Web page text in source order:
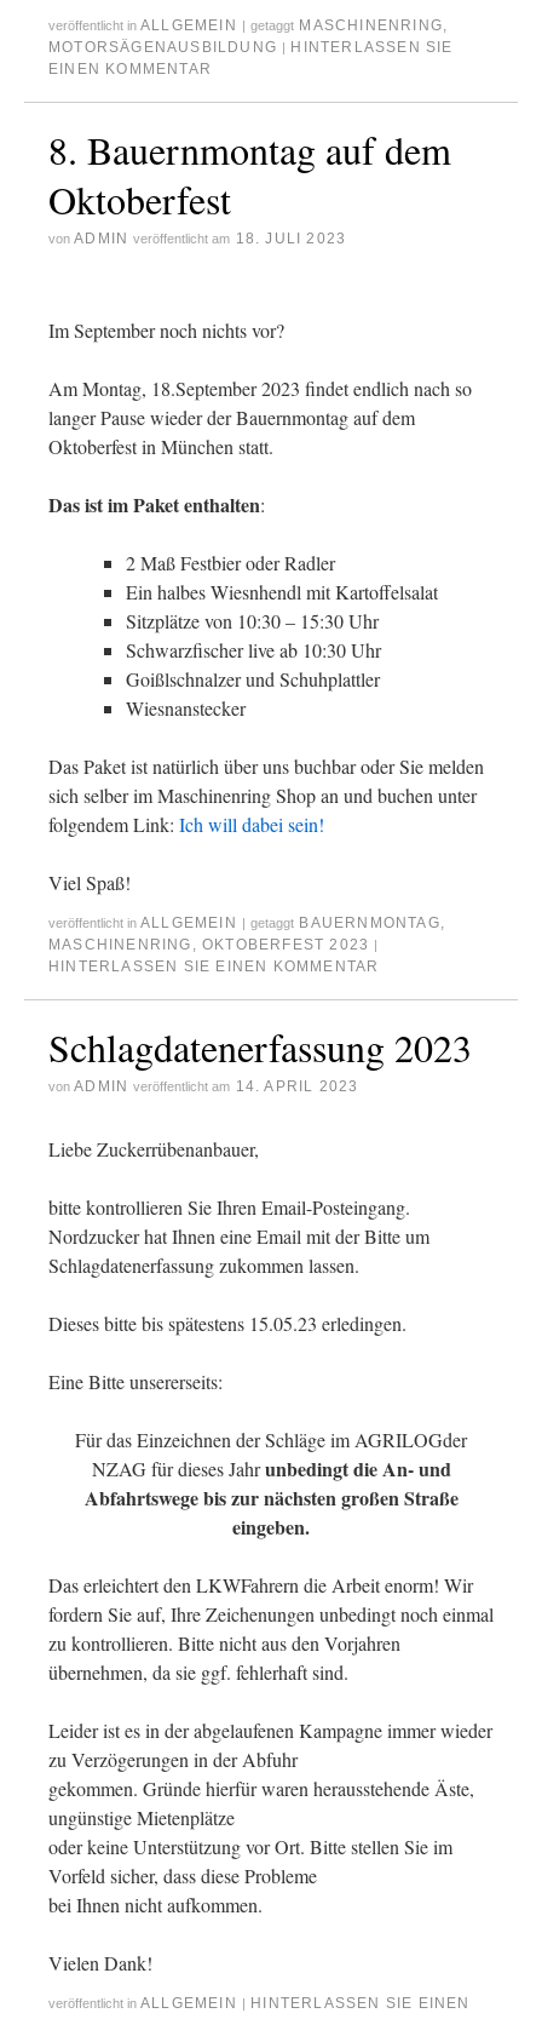
veröffentlicht in ALLGEMEIN getaggt MASCHINENRING,
MOTORSÄGENAUSBILDUNG
HINTERLASSEN SIE
EINEN KOMMENTAR
8. Bauernmontag auf dem
Oktoberfest
von ADMIN veröffentlicht am 18. JULI 2023
Im September noch nichts vor?
Am Montag, 18.September 2023 findet endlich nach so
langer Pause wieder der Bauernmontag auf dem
Oktoberfest in München statt.
Das ist im Paket enthalten:
2 Maß Festbier oder Radler
Ein halbes Wiesnhendl mit Kartoffelsalat
Sitzplätze von 10:30 – 15:30 Uhr
Schwarzfischer live ab 10:30 Uhr
Goißlschnalzer und Schuhplattler
Wiesnanstecker
Das Paket ist natürlich über uns buchbar oder Sie melden
sich selber im Maschinenring Shop an und buchen unter
folgendem Link: Ich will dabei sein!
Viel Spaß!
veröffentlicht in ALLGEMEIN getaggt BAUERNMONTAG,
MASCHINENRING ,OKTOBERFEST 2023
HINTERLASSEN SIE EINEN KOMMENTAR
Schlagdatenerfassung 2023
von ADMIN veröffentlicht am 14. APRIL 2023
Liebe Zuckerrübenanbauer,
bitte kontrollieren Sie Ihren Email-Posteingang.
Nordzucker hat Ihnen eine Email mit der Bitte um
Schlagdatenerfassung zukommen lassen.
Dieses bitte bis spätestens 15.05.23 erledingen.
Eine Bitte unsererseits:
Für das Einzeichnen der Schläge im AGRILOGder
NZAG für dieses Jahrunbedingt die An- und
Abfahrtswege bis zur nächsten großen Straße
eingeben.
Das erleichtert den LKWFahrern die Arbeit enorm! Wir
fordern Sie auf, Ihre Zeichenungen unbedingt noch einmal
zu kontrollieren. Bitte nicht aus den Vorjahren
übernehmen, da sie ggf. fehlerhaft sind.
Leider ist es in der abgelaufenen Kampagne immer wieder
zu Verzögerungen in der Abfuhr
gekommen. Gründe hierfür waren herausstehende Äste,
ungünstige Mietenplätze
oder keine Unterstützung vor Ort. Bitte stellen Sie im
Vorfeld sicher, dass diese Probleme
bei Ihnen nicht aufkommen.
Vielen Dank!
veröffentlicht in ALLGEMEIN
HINTERLASSEN SIE EINEN